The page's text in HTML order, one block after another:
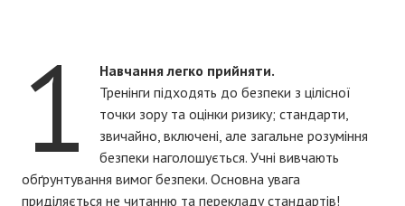
1
Навчання легко прийняти.
Тренінги підходять до безпеки з цілісної
точки зору та оцінки ризику; стандарти,
звичайно, включені, але загальне розуміння
безпеки наголошується. Учні вивчають
обґрунтування вимог безпеки. Основна увага
приділяється не читанню та перекладу стандартів!